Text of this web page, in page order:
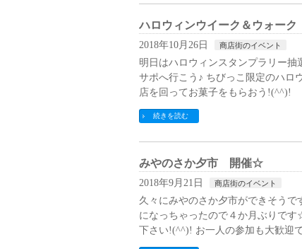
ハロウィンウイーク＆ウォーク
2018年10月26日 商店街のイベント
明日はハロウィンスタンプラリー抽
サポへ行こう♪ ちびっこ限定のハ
店を回ってお菓子をもらおう!(^^)!
続きを読む
みやのさか夕市 開催☆
2018年9月21日 商店街のイベント
久々にみやのさか夕市ができそう
になっちゃったので４か月ぶりで
下さい!(^^)! お一人の参加も大歓迎